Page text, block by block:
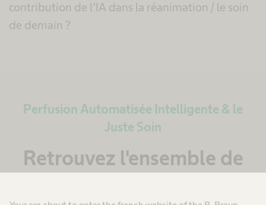
contribution de l’IA dans la réanimation / le soin
de demain ?
Perfusion Automatisée Intelligente & le
Juste Soin
Retrouvez l'ensemble de